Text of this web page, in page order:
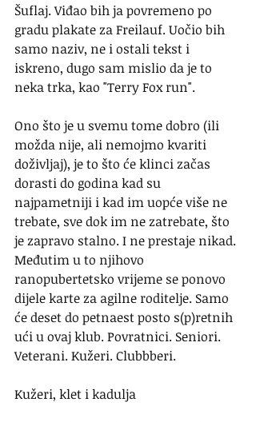
Šuflaj. Viđao bih ja povremeno po
gradu plakate za Freilauf. Uočio bih
samo naziv, ne i ostali tekst i
iskreno, dugo sam mislio da je to
neka trka, kao "Terry Fox run".
Ono što je u svemu tome dobro (ili
možda nije, ali nemojmo kvariti
doživljaj), je to što će klinci začas
dorasti do godina kad su
najpametniji i kad im uopće više ne
trebate, sve dok im ne zatrebate, što
je zapravo stalno. I ne prestaje nikad.
Međutim u to njihovo
ranopubertetsko vrijeme se ponovo
dijele karte za agilne roditelje. Samo
će deset do petnaest posto s(p)retnih
ući u ovaj klub. Povratnici. Seniori.
Veterani. Kužeri. Clubbberi.
Kužeri, klet i kadulja